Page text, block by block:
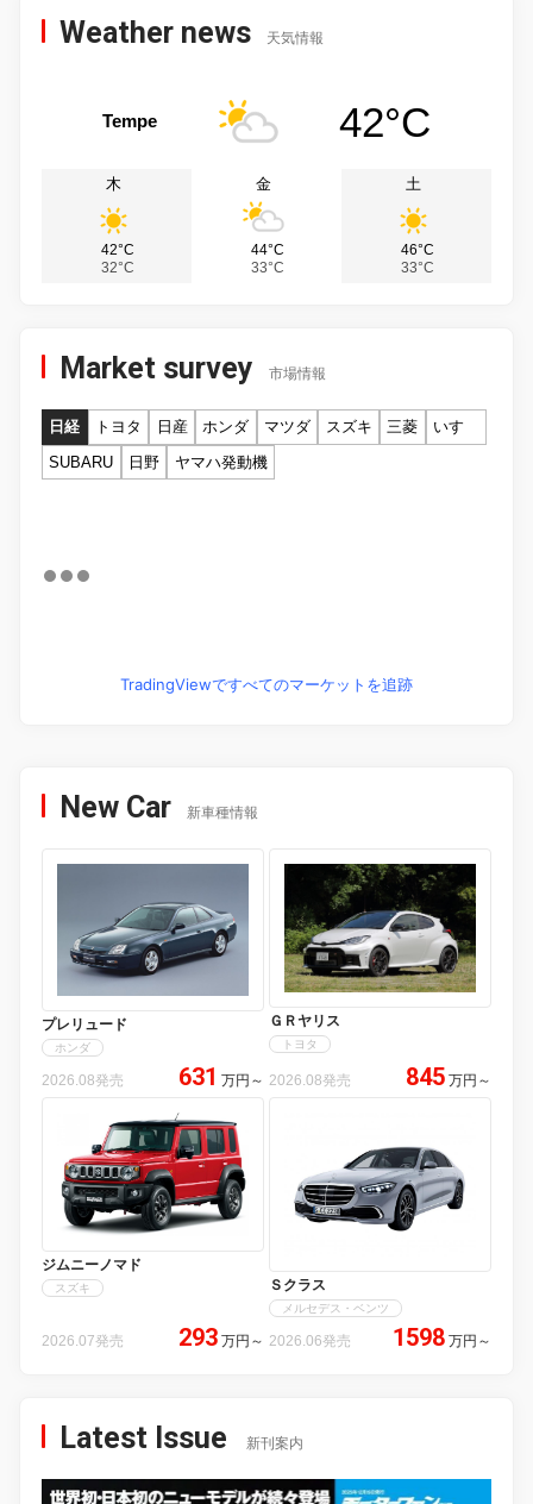
Weather news 天気情報
Tempe 42°C
木
42°C
32°C
金
44°C
33°C
土
46°C
33°C
Market survey 市場情報
日経 トヨタ 日産 ホンダ マツダ スズキ 三菱
いすゞ
SUBARU
日野 ヤマハ発動機
TradingViewですべてのマーケットを追跡
New Car 新車種情報
プレリュード
ホンダ
2026.08発売 631 万円 ～
ＧＲヤリス
トヨタ
2026.08発売 845 万円 ～
ジムニーノマド
スズキ
2026.07発売 293 万円 ～
Ｓクラス
メルセデス・ベンツ
2026.06発売 1598 万円 ～
Latest Issue 新刊案内